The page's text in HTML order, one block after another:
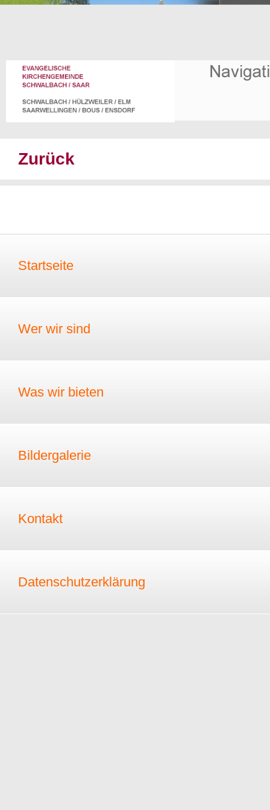
Zurück
Startseite
Wer wir sind
Was wir bieten
Bildergalerie
Kontakt
Datenschutzerklärung